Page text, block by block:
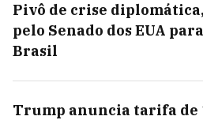
Pivô de crise
pelo Senado dos EUA
Brasil
Trump anuncia tarifa de